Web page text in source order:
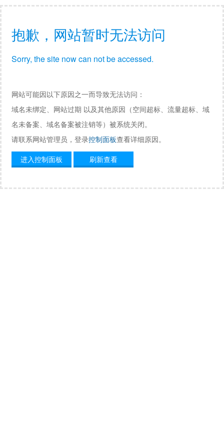
抱歉，网站暂时无法访问
Sorry, the site now can not be accessed.
网站可能因以下原因之一而导致无法访问：
域名未绑定、网站过期 以及其他原因（空间超标、流量超标、域
名未备案、域名备案被注销等）被系统关闭。
请联系网站管理员，登录控制面板查看详细原因。
进入控制面板
刷新查看